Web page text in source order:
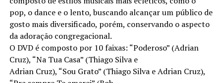
pop, o dance e o lento, buscando alcançar um público de
gosto mais diversificado, porém, conservando o aspecto
da adoração congregacional.
O DVD é composto por 10 faixas: “Poderoso” (Adrian
Cruz), “Na Tua Casa” (Thiago Silva e
Adrian Cruz), “Sou Grato” (Thiago Silva e Adrian Cruz),